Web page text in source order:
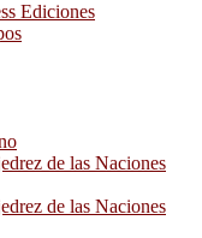
Ediciones
de las Naciones
de las Naciones